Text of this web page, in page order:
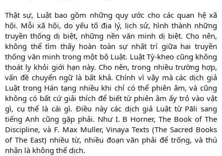
Thật sự, Luật bao gồm những quy ước cho các quan hệ xã
hội. Mỗi xã hội, do yếu tố địa lý, lịch sử, hình thành những
truyền thống dị biệt, những nền văn minh dị biệt. Cho nên,
không thể tìm thấy hoàn toàn sự nhất trí giữa hai truyền
thống văn minh trong một bộ Luật. Luật Tỳ-kheo cũng không
thoát ly khỏi giới hạn này. Cho nên, trong nhiều trường hợp,
vấn đề chuyển ngữ là bất khả. Chính vì vậy mà các dịch giả
Luật trong Hán tạng nhiều khi chỉ có thể phiên âm, và cũng
không có bất cứ giải thích để biết từ phiên âm ấy trỏ vào vật
gì, cụ thể là cái gì. Điều này các dịch giả Luật từ Pāli sang
tiếng Anh cũng gặp phải. Như I. B Horner, The Book of The
Discipline, và F. Max Muller, Vinaya Texts (The Sacred Books
of The East) nhiều từ, nhiều đoạn văn phải để trống, và thú
nhận là không thể dịch.